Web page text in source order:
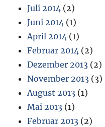
Juli 2014 (2)
Juni 2014 (1)
April 2014 (1)
Februar 2014 (2)
Dezember 2013 (2)
November 2013 (3)
August 2013 (1)
Mai 2013 (1)
Februar 2013 (2)